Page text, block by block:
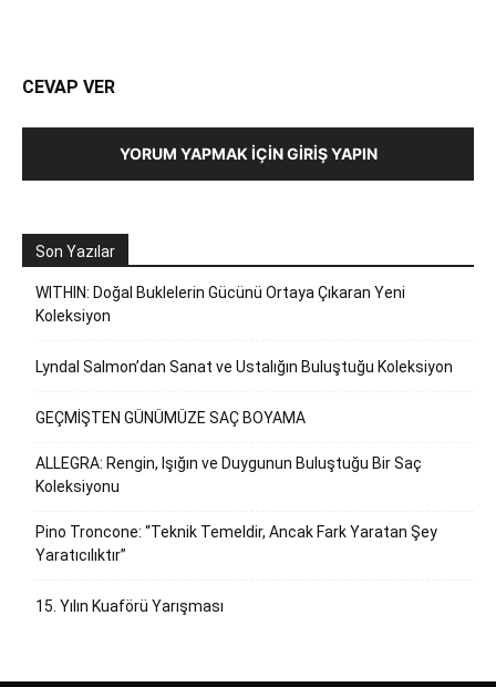
CEVAP VER
YORUM YAPMAK İÇIN GIRIŞ YAPIN
Son Yazılar
WITHIN: Doğal Buklelerin Gücünü Ortaya Çıkaran Yeni
Koleksiyon
Lyndal Salmon’dan Sanat ve Ustalığın Buluştuğu Koleksiyon
GEÇMİŞTEN GÜNÜMÜZE SAÇ BOYAMA
ALLEGRA: Rengin, Işığın ve Duygunun Buluştuğu Bir Saç
Koleksiyonu
Pino Troncone: “Teknik Temeldir, Ancak Fark Yaratan Şey
Yaratıcılıktır”
15. Yılın Kuaförü Yarışması